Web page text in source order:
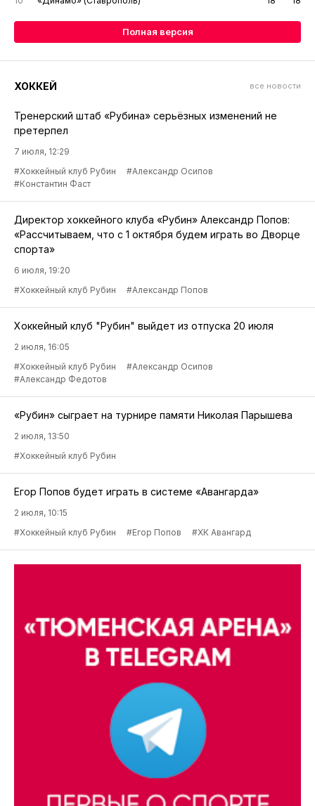
Полная версия
ХОККЕЙ все новости
Тренерский штаб «Рубина» серьёзных изменений не
претерпел
7 июля, 12:29
#Хоккейный клуб Рубин
#Александр Осипов
#Константин Фаст
Директор хоккейного клуба «Рубин» Александр Попов:
«Рассчитываем, что с 1 октября будем играть во Дворце
спорта»
6 июля, 19:20
#Хоккейный клуб Рубин
#Александр Попов
Хоккейный клуб "Рубин" выйдет из отпуска 20 июля
2 июля, 16:05
#Хоккейный клуб Рубин
#Александр Осипов
#Александр Федотов
«Рубин» сыграет на турнире памяти Николая Парышева
2 июля, 13:50
#Хоккейный клуб Рубин
Егор Попов будет играть в системе «Авангарда»
2 июля, 10:15
#Хоккейный клуб Рубин
#Егор Попов #ХК Авангард